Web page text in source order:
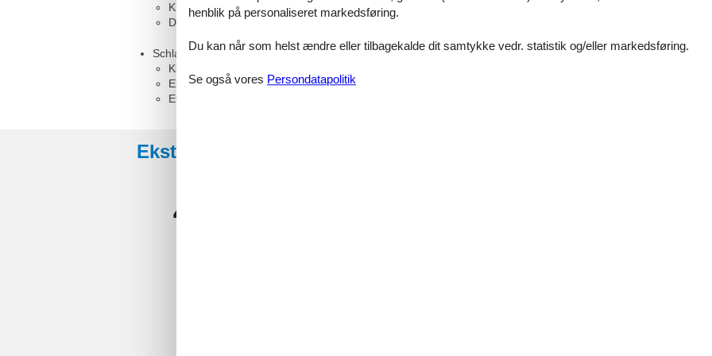
Kleiderschrank
Doppelbett (Extra hoch)
Schlafzimmer, 3 Personen
Kleiderschrank
Einzelbett
Etagenbett
Eksterne anmeldelser
4,7
henblik på personaliseret markedsføring.
Du kan når som helst ændre eller tilbagekalde dit samtykke vedr. statistik og/eller markedsføring.
Se også vores Persondatapolitik